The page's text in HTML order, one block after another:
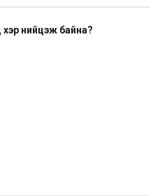
нийцэж байна?